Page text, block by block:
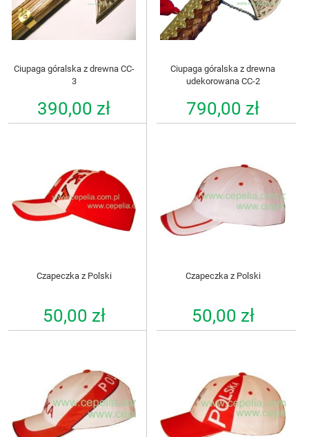
Ciupaga góralska z drewna CC-
3
390,00 zł
Ciupaga góralska z drewna
udekorowana CC-2
790,00 zł
Czapeczka z Polski
50,00 zł
Czapeczka z Polski
50,00 zł